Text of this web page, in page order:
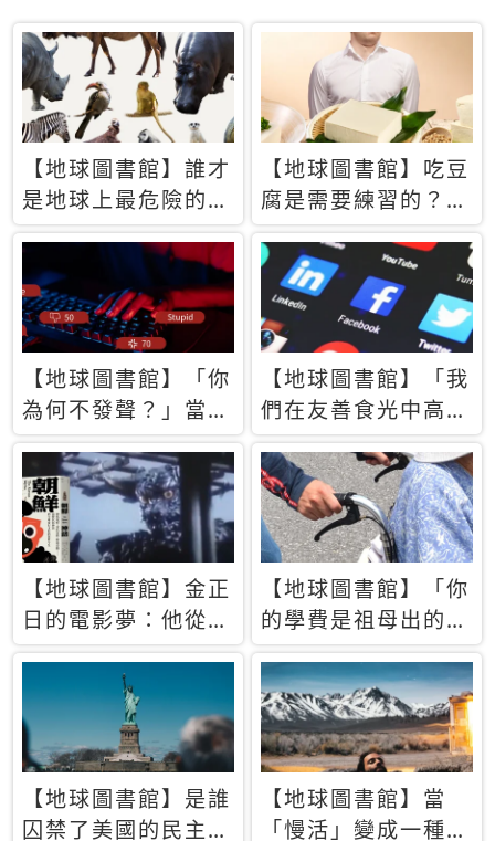
與夜晚截然不同的宮
殿魅力
【地球圖書館】誰才
是地球上最危險的動
物？人類喜好決定哪
些動物「揹黑鍋」
【地球圖書館】吃豆
腐是需要練習的？當
西方人試圖用「煉
乳」配上那塊無味的
白色豆腐
【地球圖書館】「你
為何不發聲？」當情
緒淹沒理智 你以為
的正義成為壓迫他人
的工具
【地球圖書館】「我
們在友善食光中高呼
民主自由，然後被刪
文」一本給Z世代的
末日寶懺《困在社群
平台》
【地球圖書館】金正
日的電影夢：他從南
韓綁來導演和演員，
卻拍出諷刺獨裁者的
北韓電影《平壤怪
獸》
【地球圖書館】「你
的學費是祖母出的」
當孝順變成情緒勒
索，日本孫女弒親案
背後的照護壓力
【地球圖書館】是誰
囚禁了美國的民主？
【地球圖書館】當
「慢活」變成一種商